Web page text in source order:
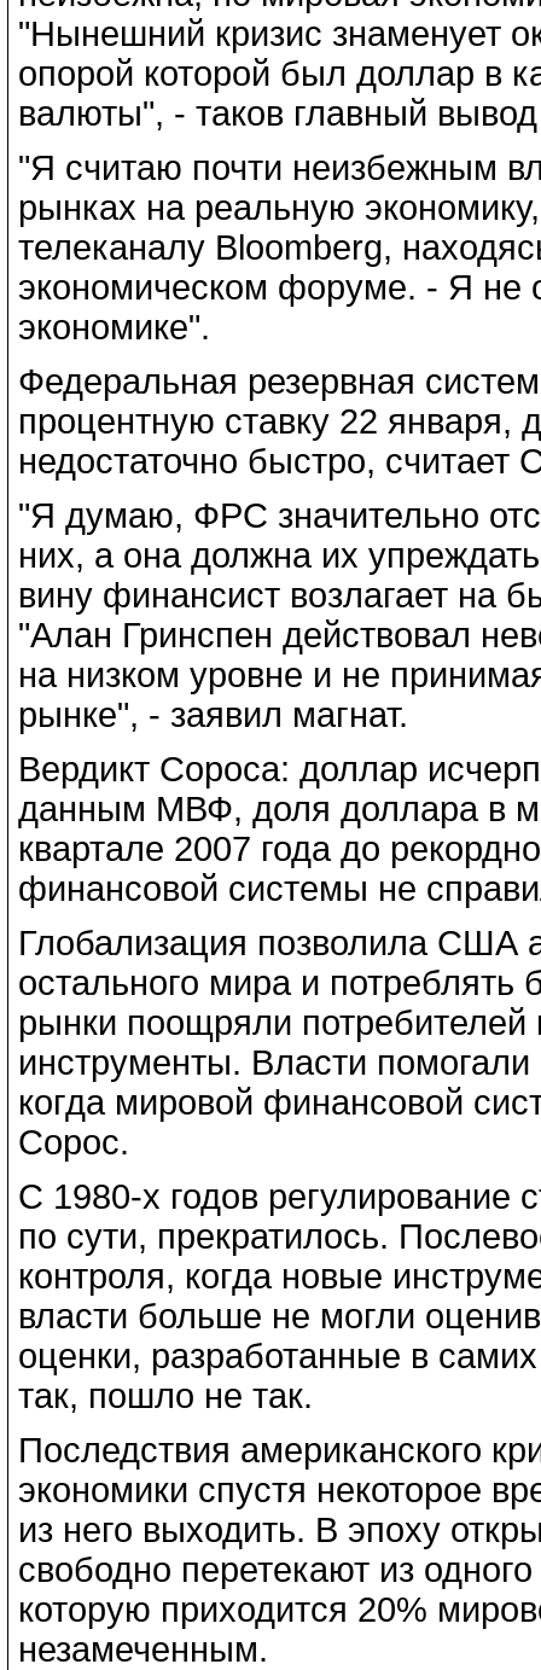
"Нынешний кризис знаменует
опорой которой был доллар в
валюты", - таков главный
"Я считаю почти неизбежным
рынках на реальную
телеканалу Bloomberg,
экономическом форуме. - Я не
экономике".
Федеральная резервная
процентную ставку 22 января,
недостаточно быстро, считает
"Я думаю, ФРС значительно
них, а она должна их
вину финансист возлагает на
"Алан Гринспен действовал
на низком уровне и не
рынке", - заявил магнат.
Вердикт Сороса: доллар
данным МВФ, доля доллара в
квартале 2007 года до
финансовой системы не
Глобализация позволила США
остального мира и
рынки поощряли
инструменты. Власти
когда мировой финансовой
Сорос.
С 1980-х годов регулирование
по сути, прекратилось.
контроля, когда новые
власти больше не могли
оценки, разработанные в
так, пошло не так.
Последствия американского
экономики спустя некоторое
из него выходить. В эпоху
свободно перетекают из
которую приходится 20%
незамеченным.